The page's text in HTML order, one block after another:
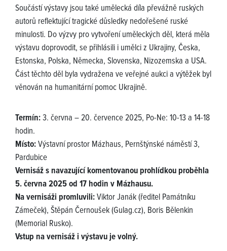
Součástí výstavy jsou také umělecká díla převážně ruských
autorů reflektující tragické důsledky nedořešené ruské
minulosti. Do výzvy pro vytvoření uměleckých děl, která měla
výstavu doprovodit, se přihlásili i umělci z Ukrajiny, Česka,
Estonska, Polska, Německa, Slovenska, Nizozemska a USA.
Část těchto děl byla vydražena ve veřejné aukci a výtěžek byl
věnován na humanitární pomoc Ukrajině.
Termín:3. června – 20. července 2025, Po-Ne: 10-13 a 14-18
hodin.
Místo:Výstavní prostor Mázhaus, Pernštýnské náměstí 3,
Pardubice
Vernisáž s navazující komentovanou prohlídkou proběhla
5. června 2025 od 17 hodin v Mázhausu.
Na vernisáži promluvili:Viktor Janák (ředitel Památníku
Zámeček), Štěpán Černoušek (Gulag.cz), Boris Bělenkin
(Memorial Rusko).
Vstup na vernisáž i výstavu je volný.